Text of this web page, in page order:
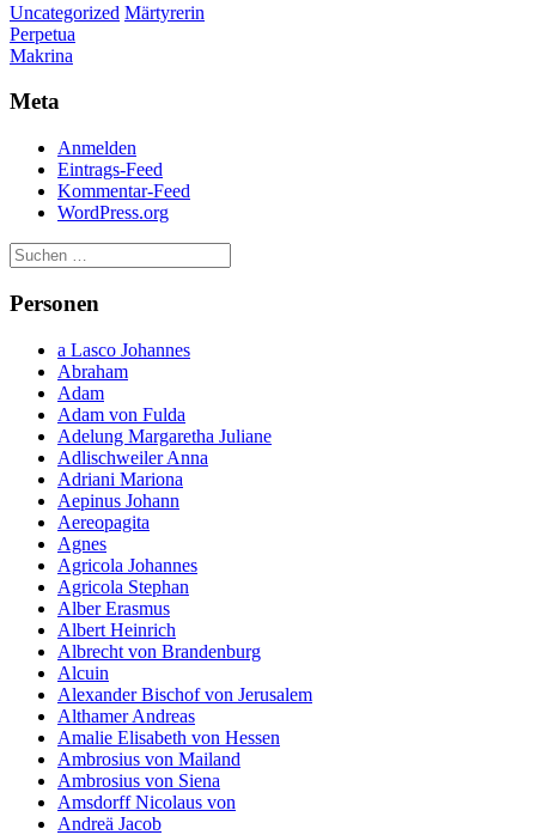
Uncategorized Märtyrerin
Beitragsnavigation
Perpetua
Makrina
Meta
Anmelden
Eintrags-Feed
Kommentar-Feed
WordPress.org
Personen
a Lasco Johannes
Abraham
Adam
Adam von Fulda
Adelung Margaretha Juliane
Adlischweiler Anna
Adriani Mariona
Aepinus Johann
Aereopagita
Agnes
Agricola Johannes
Agricola Stephan
Alber Erasmus
Albert Heinrich
Albrecht von Brandenburg
Alcuin
Alexander Bischof von Jerusalem
Althamer Andreas
Amalie Elisabeth von Hessen
Ambrosius von Mailand
Ambrosius von Siena
Amsdorff Nicolaus von
Andreä Jacob